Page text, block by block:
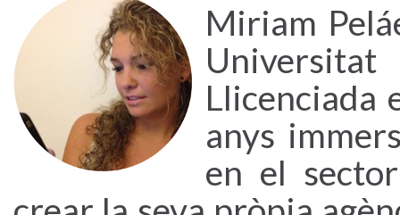
Miriam
Llicenciada
anys
en el